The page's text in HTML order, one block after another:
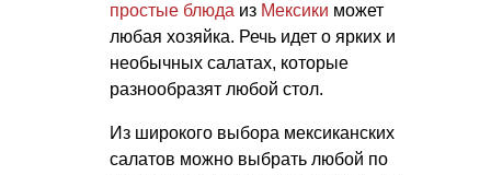
простые блюда из Мексики может
любая хозяйка. Речь идет о ярких и
необычных салатах, которые
разнообразят любой стол.
Из широкого выбора мексиканских
салатов можно выбрать любой по